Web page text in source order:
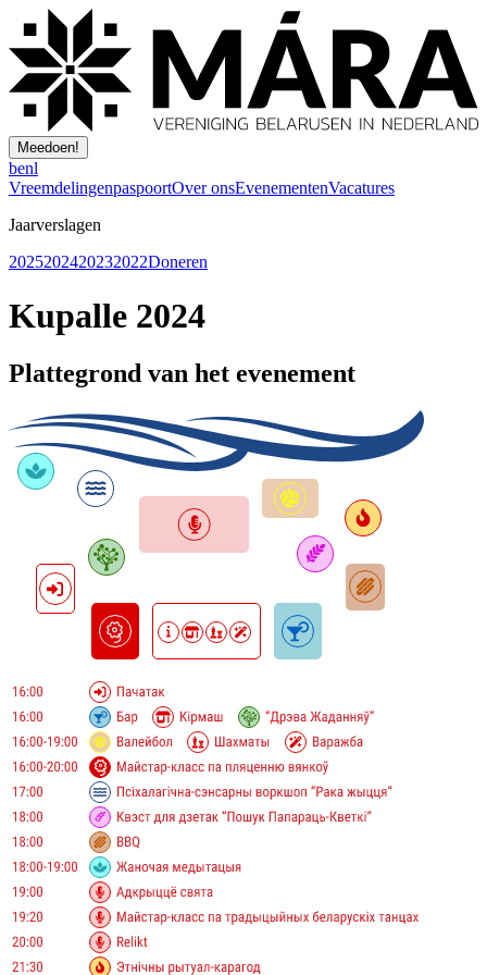
Meedoen!
benl
VreemdelingenpaspoortOver onsEvenementenVacatures
Jaarverslagen
2025202420232022Doneren
Kupalle 2024
Plattegrond van het evenement